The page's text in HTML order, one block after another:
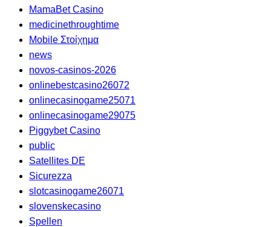
MamaBet Casino
medicinethroughtime
Mobile Στοίχημα
news
novos-casinos-2026
onlinebestcasino26072
onlinecasinogame25071
onlinecasinogame29075
Piggybet Casino
public
Satellites DE
Sicurezza
slotcasinogame26071
slovenskecasino
Spellen